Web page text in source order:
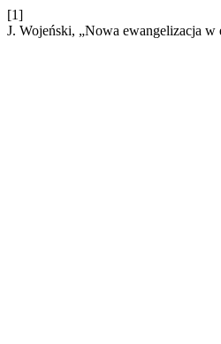
[1]
J. Wojeński, „Nowa ewangelizacja